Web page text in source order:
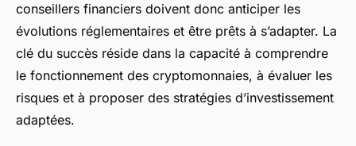
conseillers financiers doivent donc anticiper les
évolutions réglementaires et être prêts à s’adapter. La
clé du succès réside dans la capacité à comprendre
le fonctionnement des cryptomonnaies, à évaluer les
risques et à proposer des stratégies d’investissement
adaptées.